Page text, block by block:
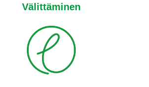
Välittäminen